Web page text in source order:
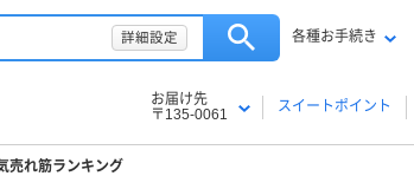
詳細設定 各種お手続き
お届け先
〒135-0061
スイートポイント
売れ筋ランキング